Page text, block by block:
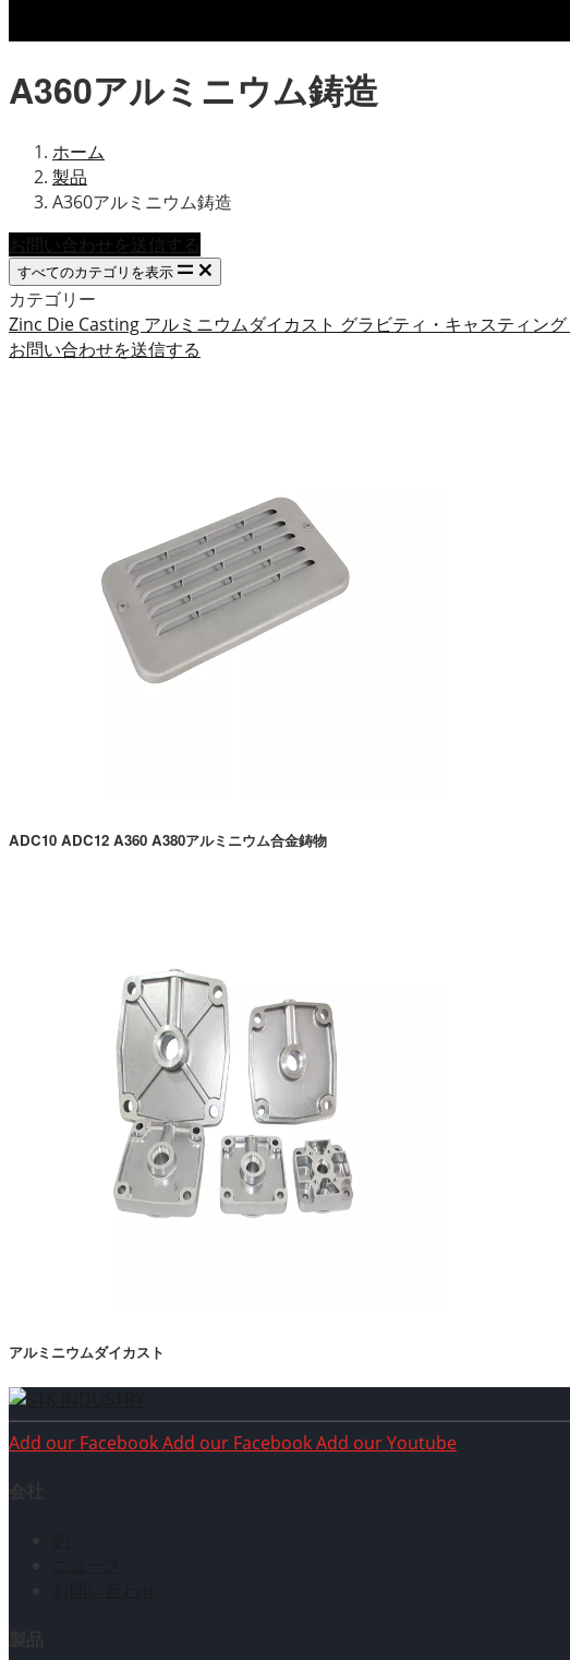
A360アルミニウム鋳造
ホーム
製品
A360アルミニウム鋳造
お問い合わせを送信する
すべてのカテゴリを表示
カテゴリー
Zinc Die Casting アルミニウムダイカスト グラビティ・キャスティング
お問い合わせを送信する
ADC10 ADC12 A360 A380アルミニウム合金鋳物
アルミニウムダイカスト
Add our FacebookAdd our FacebookAdd our Youtube